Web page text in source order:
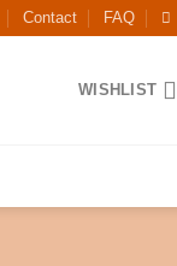
Contact FAQ
WISHLIST